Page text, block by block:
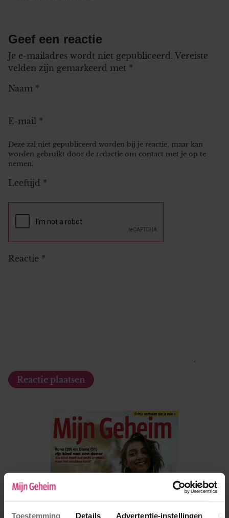
Toestemming Details Advertentie-instellingen
Geef een reactie
Je e-mailadres wordt niet gepubliceerd. Vereiste
velden zijn gemarkeerd met *
Naam *
E-mail *
Deze zal niet gepubliceerd worden bij je reactie, maar kan
worden gebruikt door de redactie om contact met je op te
nemen.
Leeftijd *
Reactie *